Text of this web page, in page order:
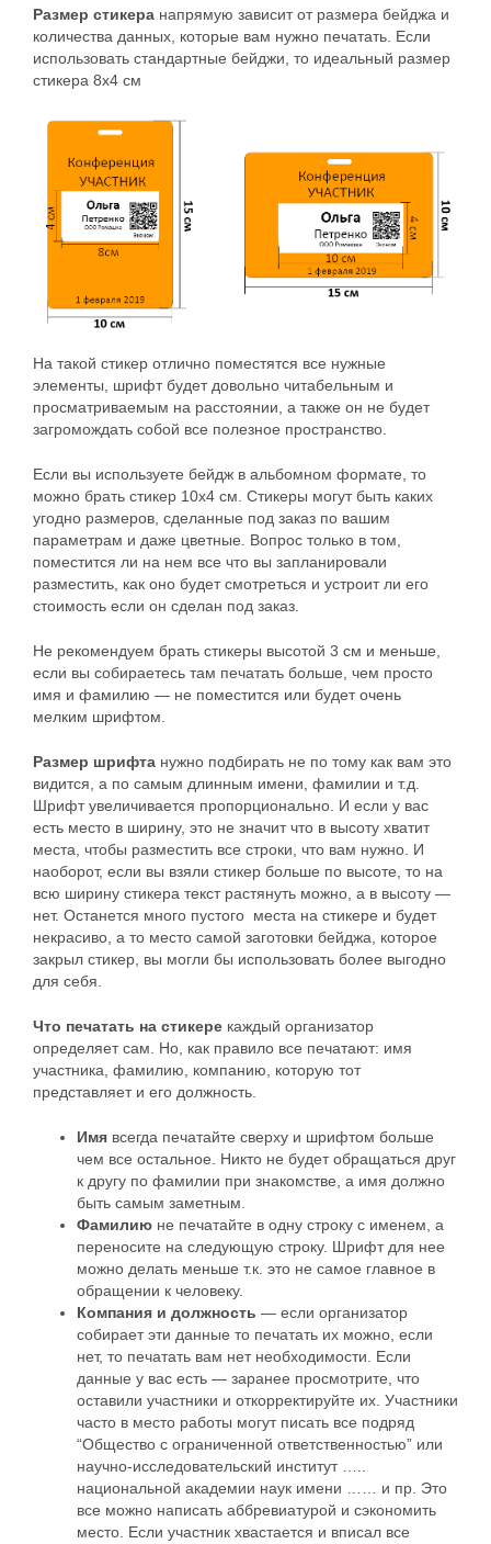
Размер стикера напрямую зависит от размера бейджа и
количества данных, которые вам нужно печатать. Если
использовать стандартные бейджи, то идеальный размер
стикера 8х4 см
На такой стикер отлично поместятся все нужные
элементы, шрифт будет довольно читабельным и
просматриваемым на расстоянии, а также он не будет
загромождать собой все полезное пространство.
Если вы используете бейдж в альбомном формате, то
можно брать стикер 10х4 см. Стикеры могут быть каких
угодно размеров, сделанные под заказ по вашим
параметрам и даже цветные. Вопрос только в том,
поместится ли на нем все что вы запланировали
разместить, как оно будет смотреться и устроит ли его
стоимость если он сделан под заказ.
Не рекомендуем брать стикеры высотой 3 см и меньше,
если вы собираетесь там печатать больше, чем просто
имя и фамилию — не поместится или будет очень
мелким шрифтом.
Размер шрифта нужно подбирать не по тому как вам это
видится, а по самым длинным имени, фамилии и т.д.
Шрифт увеличивается пропорционально. И если у вас
есть место в ширину, это не значит что в высоту хватит
места, чтобы разместить все строки, что вам нужно. И
наоборот, если вы взяли стикер больше по высоте, то на
всю ширину стикера текст растянуть можно, а в высоту —
нет. Останется много пустого места на стикере и будет
некрасиво, а то место самой заготовки бейджа, которое
закрыл стикер, вы могли бы использовать более выгодно
для себя.
Что печатать на стикере каждый организатор
определяет сам. Но, как правило все печатают: имя
участника, фамилию, компанию, которую тот
представляет и его должность.
Имя всегда печатайте сверху и шрифтом больше
чем все остальное. Никто не будет обращаться друг
к другу по фамилии при знакомстве, а имя должно
быть самым заметным.
Фамилию не печатайте в одну строку с именем, а
переносите на следующую строку. Шрифт для нее
можно делать меньше т.к. это не самое главное в
обращении к человеку.
Компания и должность — если организатор
собирает эти данные то печатать их можно, если
нет, то печатать вам нет необходимости. Если
данные у вас есть — заранее просмотрите, что
оставили участники и откорректируйте их. Участники
часто в место работы могут писать все подряд
“Общество с ограниченной ответственностью” или
научно-исследовательский институт …..
национальной академии наук имени …… и пр. Это
все можно написать аббревиатурой и сэкономить
место. Если участник хвастается и вписал все